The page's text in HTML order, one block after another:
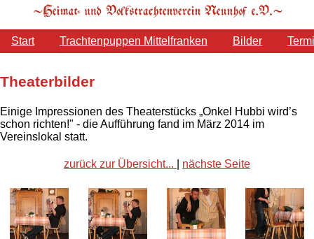
Start Trachtenpuppen Mittelfranken Bilder
Theaterbilder
Einige Impressionen des Theaterstücks „Onkel Hubbi wird’s
schon richten!" - die Aufführung fand im März 2014 im
Vereinslokal statt.
zurück zur Übersicht... nächste Seite